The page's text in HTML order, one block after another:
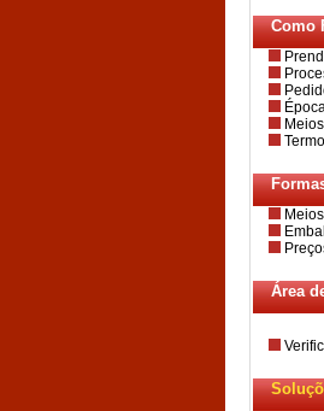
Como
Área